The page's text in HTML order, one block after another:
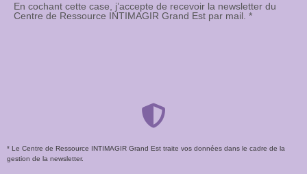
En cochant cette case, j’accepte de recevoir la newsletter du
Centre de Ressource INTIMAGIR Grand Est par mail. *
* Le Centre de Ressource INTIMAGIR Grand Est traite vos données dans le cadre de la
gestion de la newsletter.